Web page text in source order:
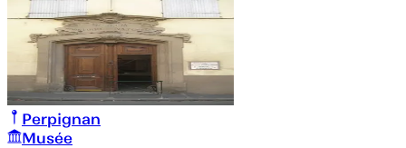
Perpignan
Musée